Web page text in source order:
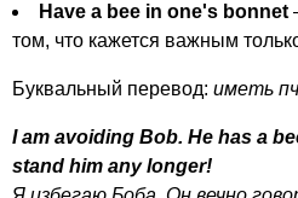
Have a bee in one's bonnet
том, что кажется важным
Буквальный перевод: иметь
I am avoiding Bob. He has a
stand him any longer!